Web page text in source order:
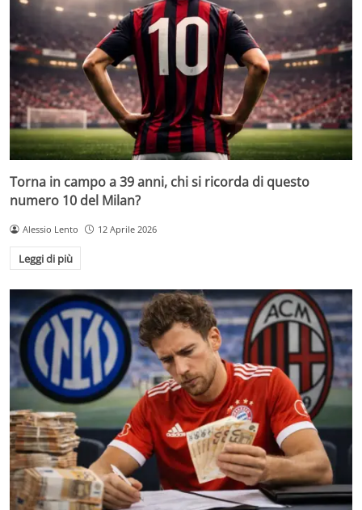
Torna in campo a 39 anni, chi si ricorda di questo
numero 10 del Milan?
Alessio Lento 12 Aprile 2026
Leggi di più